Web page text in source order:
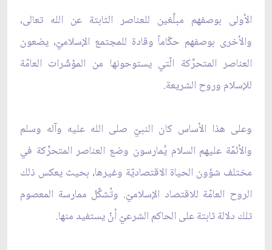
الأولى بوصفهم مبلِّغين للعناصر الثابتة عن الله تعالى،
والأخرى بوصفهم حكّاماً وقادة للمجتمع الإسلاميّ، يضعون
العناصر المتحرِّكة الّتي يستوحونها من المؤشّرات العامّة
للإسلام وروح الشريعة.
وعلى هذا الأساس كان النبيّ صلى الله عليه وآله وسلم
والأئمّة عليهم السلام يُمارسون وضع العناصر المتحرِّكة في
مختلف شؤون الحياة الاقتصاديّة وغيرها، بحيث يعكس ذلك
الروح العامّة للاقتصاد الإسلاميّ. وتُشكِّل ممارسة المعصوم
تلك دلالة ثابتة على الحاكم الشرعيّ أنْ يستفيد منها.